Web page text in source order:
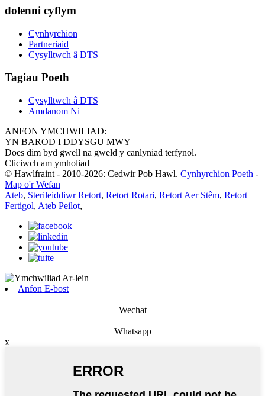
dolenni cyflym
Cynhyrchion
Partneriaid
Cysylltwch â DTS
Tagiau Poeth
Cysylltwch â DTS
Amdanom Ni
ANFON YMCHWILIAD:
YN BAROD I DDYSGU MWY
Does dim byd gwell na gweld y canlyniad terfynol.
Cliciwch am ymholiad
© Hawlfraint - 2010-2026: Cedwir Pob Hawl. Cynhyrchion Poeth -
Map o'r Wefan
Ateb, Sterileiddiwr Retort, Retort Rotari, Retort Aer Stêm, Retort
Fertigol, Ateb Peilot,
Anfon E-bost
Wechat
Whatsapp
x